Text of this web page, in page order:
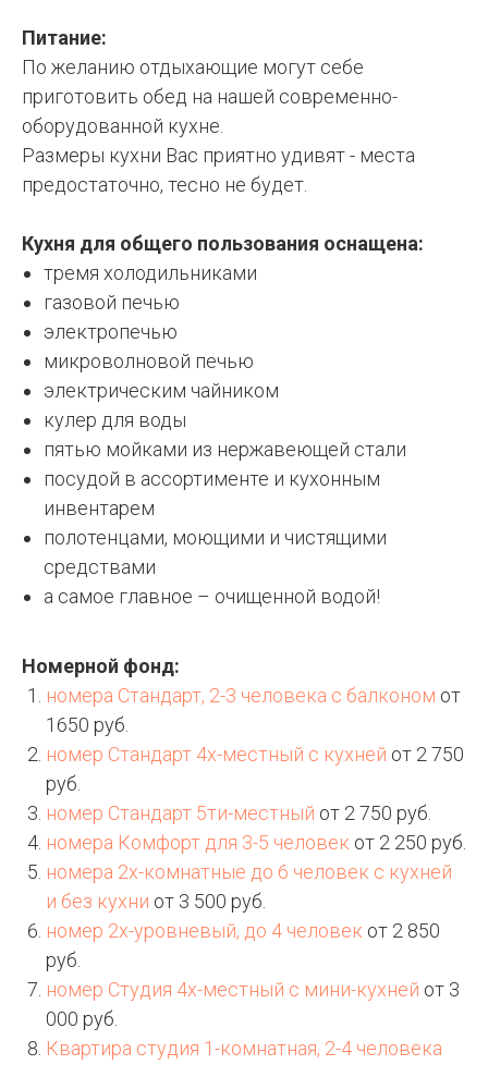
Питание:
По желанию отдыхающие могут себе
приготовить обед на нашей современно-
оборудованной кухне.
Размеры кухни Вас приятно удивят - места
предостаточно, тесно не будет.
Кухня для общего пользования оснащена:
тремя холодильниками
газовой печью
электропечью
микроволновой печью
электрическим чайником
кулер для воды
пятью мойками из нержавеющей стали
посудой в ассортименте и кухонным
инвентарем
полотенцами, моющими и чистящими
средствами
а самое главное – очищенной водой!
Номерной фонд:
номера Стандарт, 2-3 человека с балконом от
1650 руб.
номер Стандарт 4х-местный с кухней от 2 750
руб.
номер Стандарт 5ти-местный от 2 750 руб.
номера Комфорт для 3-5 человек от 2 250 руб.
номера 2х-комнатные до 6 человек с кухней
и без кухни от 3 500 руб.
номер 2х-уровневый, до 4 человек от 2 850
руб.
номер Студия 4х-местный с мини-кухней от 3
000 руб.
Квартира студия 1-комнатная, 2-4 человека